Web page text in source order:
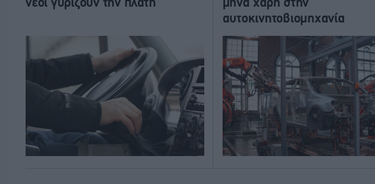
νέοι γυρίζουν την πλάτη
μήνα χάρη στην
αυτοκινητοβιομηχανία